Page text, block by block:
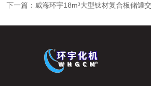
下一篇： 威海环宇18m³大型钛材复合板储罐交付滨州